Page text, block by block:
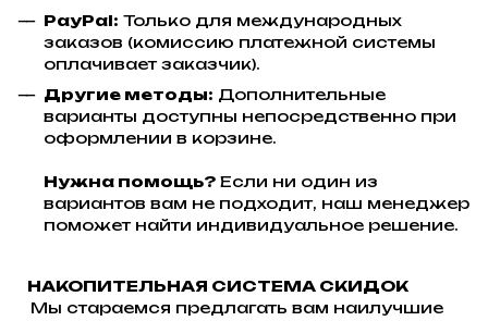
PayPal: Только для международных
заказов (комиссию платежной системы
оплачивает заказчик).
Другие методы: Дополнительные
варианты доступны непосредственно при
оформлении в корзине.
Нужна помощь? Если ни один из
вариантов вам не подходит, наш менеджер
поможет найти индивидуальное решение.
НАКОПИТЕЛЬНАЯ СИСТЕМА СКИДОК
Мы стараемся предлагать вам наилучшие